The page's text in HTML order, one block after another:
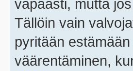
vapaasti, mutta
Tällöin vain
pyritään
väärentäminen,